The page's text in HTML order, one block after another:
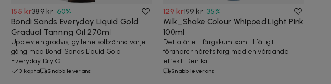
155 kr389 kr-60%
Bondi Sands Everyday Liquid Gold
Gradual Tanning Oil 270ml
Upplev en gradvis, gyllene solbränna varje
gång med Bondi Sands Liquid Gold
Everyday Dry O...
3 köpta Snabb leverans
129 kr199 kr-35%
Milk_Shake Colour Whipped Light Pink
100ml
Detta är ett färgskum som tillfälligt
förändrar hårets färg med en vårdande
effekt. Den ka...
Snabb leverans